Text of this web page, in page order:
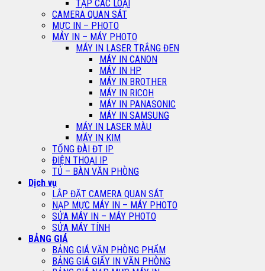
TẬP CÁC LOẠI
CAMERA QUAN SÁT
MỰC IN – PHOTO
MÁY IN – MÁY PHOTO
MÁY IN LASER TRẮNG ĐEN
MÁY IN CANON
MÁY IN HP
MÁY IN BROTHER
MÁY IN RICOH
MÁY IN PANASONIC
MÁY IN SAMSUNG
MÁY IN LASER MÀU
MÁY IN KIM
TỔNG ĐÀI ĐT IP
ĐIỆN THOẠI IP
TỦ – BÀN VĂN PHÒNG
Dịch vụ
LẮP ĐẶT CAMERA QUAN SÁT
NẠP MỰC MÁY IN – MÁY PHOTO
SỬA MÁY IN – MÁY PHOTO
SỬA MÁY TÍNH
BẢNG GIÁ
BẢNG GIÁ VĂN PHÒNG PHẨM
BẢNG GIÁ GIẤY IN VĂN PHÒNG